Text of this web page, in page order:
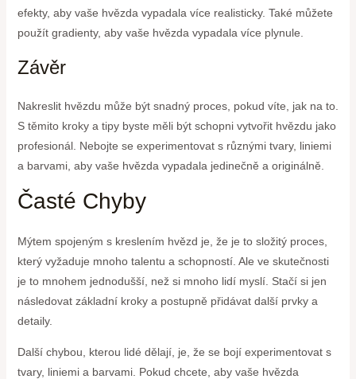
efekty, aby vaše hvězda vypadala více realisticky. Také můžete
použít gradienty, aby vaše hvězda vypadala více plynule.
Závěr
Nakreslit hvězdu může být snadný proces, pokud víte, jak na to.
S těmito kroky a tipy byste měli být schopni vytvořit hvězdu jako
profesionál. Nebojte se experimentovat s různými tvary, liniemi
a barvami, aby vaše hvězda vypadala jedinečně a originálně.
Časté Chyby
Mýtem spojeným s kreslením hvězd je, že je to složitý proces,
který vyžaduje mnoho talentu a schopností. Ale ve skutečnosti
je to mnohem jednodušší, než si mnoho lidí myslí. Stačí si jen
následovat základní kroky a postupně přidávat další prvky a
detaily.
Další chybou, kterou lidé dělají, je, že se bojí experimentovat s
tvary, liniemi a barvami. Pokud chcete, aby vaše hvězda